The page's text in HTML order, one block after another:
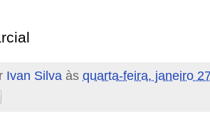
Ivan Silva às quarta-feira, janeiro